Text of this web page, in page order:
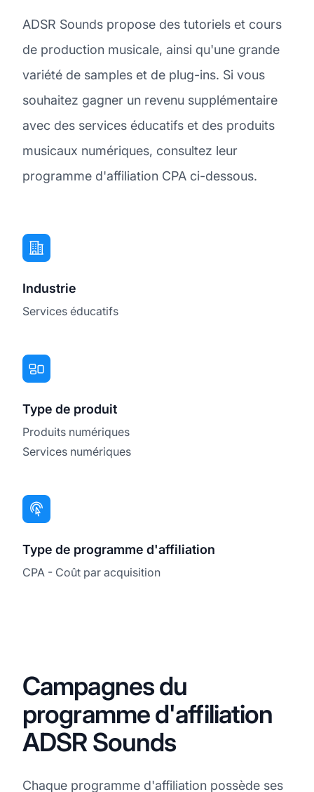
ADSR Sounds propose des tutoriels et cours
de production musicale, ainsi qu'une grande
variété de samples et de plug-ins. Si vous
souhaitez gagner un revenu supplémentaire
avec des services éducatifs et des produits
musicaux numériques, consultez leur
programme d'affiliation CPA ci-dessous.
Industrie
Services éducatifs
Type de produit
Produits numériques
Services numériques
Type de programme d'affiliation
CPA - Coût par acquisition
Campagnes du
programme d'affiliation
ADSR Sounds
Chaque programme d'affiliation possède ses